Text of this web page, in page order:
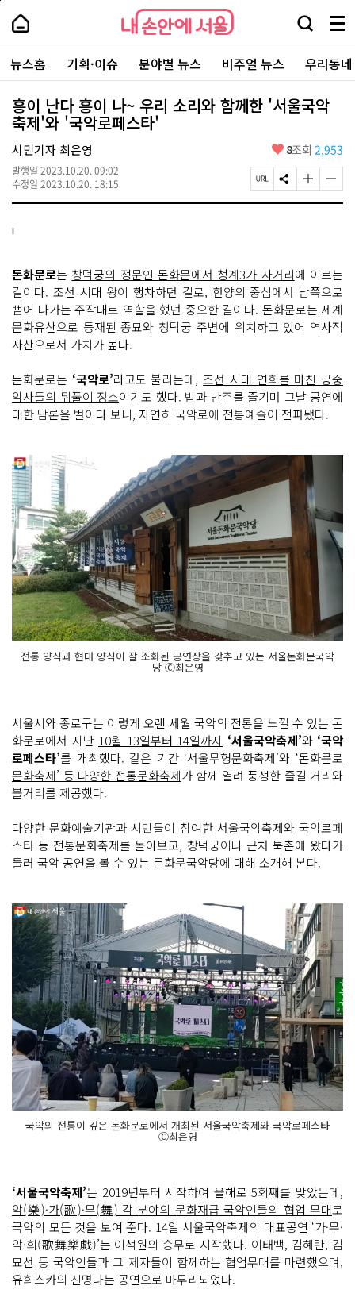
본
로
가
내
손
안
에
서
울
-
서
울
시
대
표
소
통
포
내
손
에
울
검
창
열
기
메
뉴
전
체
보
주
요
서
뉴스홈 기획·이슈 분야별 뉴스 비주얼 뉴스 우리동
흥이 난다 흥이 나~ 우리 소리와 함께한 '서울국악
축제'와 '국악로페스타'
시민기자 최은영
발행일 2023.10.20. 09:02
수정일 2023.10.20. 18:15
좋
요
8조회 2,953
페
이
복
사
S
N
기
글
자
변
경
하
기
글
자
변
경
하
기
돈화문로는 창덕궁의 정문인 돈화문에서 청계3가 사거리에 이르는
길이다. 조선 시대 왕이 행차하던 길로, 한양의 중심에서 남쪽으로
뻗어 나가는 주작대로 역할을 했던 중요한 길이다. 돈화문로는 세계
문화유산으로 등재된 종묘와 창덕궁 주변에 위치하고 있어 역사적
자산으로서 가치가 높다.
돈화문로는 ‘국악로’라고도 불리는데,조선 시대 연희를 마친 궁중
악사들의 뒤풀이 장소이기도 했다. 밥과 반주를 즐기며 그날 공연에
대한 담론을 벌이다 보니, 자연히 국악로에 전통예술이 전파됐다.
전통 양식과 현대 양식이 잘 조화된 공연장을 갖추고 있는 서울돈화문국악
당 Ⓒ최은영
서울시와 종로구는 이렇게 오랜 세월 국악의 전통을 느낄 수 있는 돈
화문로에서 지난 10월 13일부터 14일까지 ‘서울국악축제’와 ‘국악
로페스타’를 개최했다. 같은 기간 ‘서울무형문화축제’와 ‘돈화문로
문화축제’ 등 다양한 전통문화축제가 함께 열려 풍성한 즐길 거리와
볼거리를 제공했다.
다양한 문화예술기관과 시민들이 참여한 서울국악축제와 국악로페
스타 등 전통문화축제를 돌아보고, 창덕궁이나 근처 북촌에 왔다가
들러 국악 공연을 볼 수 있는 돈화문국악당에 대해 소개해 본다.
국악의 전통이 깊은 돈화문로에서 개최된 서울국악축제와 국악로페스타
Ⓒ최은영
‘서울국악축제’는 2019년부터 시작하여 올해로 5회째를 맞았는데,
악(樂)·가(歌)·무(舞) 각 분야의 문화재급 국악인들의 협업 무대로
국악의 모든 것을 보여 준다. 14일 서울국악축제의 대표공연 ‘가·무·
악·희(歌舞樂戱)’는 이석원의 승무로 시작했다. 이태백, 김혜란, 김
묘선 등 국악인들과 그 제자들이 함께하는 협업무대를 마련했으며,
유희스카의 신명나는 공연으로 마무리되었다.
페
상
단
로